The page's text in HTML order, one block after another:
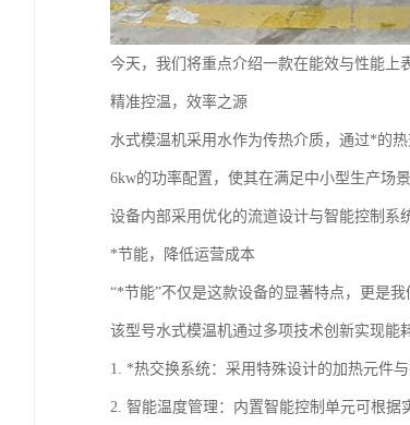
今天，我们将重点介绍一款在能效与性能
精准控温，效率之源
水式模温机采用水作为传热介质，通过*的
6kw的功率配置，使其在满足中小型生产场
设备内部采用优化的流道设计与智能控制系
*节能，降低运营成本
“*节能”不仅是这款设备的显著特点，更是我
该型号水式模温机通过多项技术创新实现能
1. *热交换系统：采用特殊设计的加热元件
2. 智能温度管理：内置智能控制单元可根